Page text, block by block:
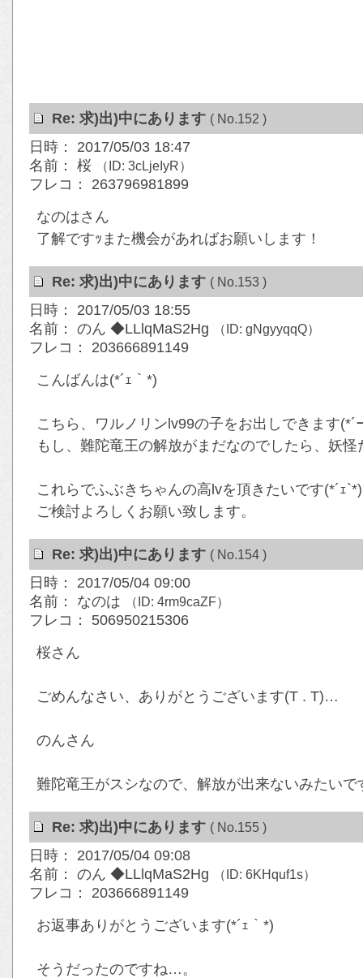
Re: 求)出)中にあります ( No.152 )
日時： 2017/05/03 18:47
名前： 桜
（ID: 3cLjeIyR）
フレコ： 263796981899
なのはさん
了解ですｯまた機会があればお願いします！
Re: 求)出)中にあります ( No.153 )
日時： 2017/05/03 18:55
名前： のん ◆LLlqMaS2Hg
（ID: gNgyyqqQ）
フレコ： 203666891149
こんばんは(*´ｪ｀*)
こちら、ワルノリンlv99の子をお出しできます(*´
もし、難陀竜王の解放がまだなのでしたら、妖
これらでふぶきちゃんの高lvを頂きたいです(*´ｪ`*)
ご検討よろしくお願い致します。
Re: 求)出)中にあります ( No.154 )
日時： 2017/05/04 09:00
名前： なのは
（ID: 4rm9caZF）
フレコ： 506950215306
桜さん
ごめんなさい、ありがとうございます(T . T)…
のんさん
難陀竜王がスシなので、解放が出来ないみたいで
Re: 求)出)中にあります ( No.155 )
日時： 2017/05/04 09:08
名前： のん ◆LLlqMaS2Hg
（ID: 6KHquf1s）
フレコ： 203666891149
お返事ありがとうございます(*´ｪ｀*)
そうだったのですね…。